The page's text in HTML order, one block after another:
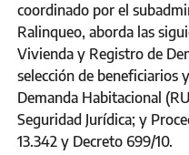
coordinado por el
Ralinqueo, aborda las
Vivienda y Registro de
selección de beneficiarios
Demanda Habitacional
Seguridad Jurídica; y
13.342 y Decreto 699/10.